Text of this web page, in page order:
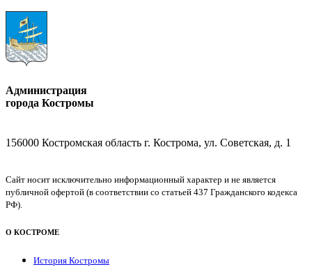
Администрация
города Костромы
156000 Костромская область г. Кострома, ул. Советская, д. 1
Сайт носит исключительно информационный характер и не является
публичной офертой (в соответствии со статьей 437 Гражданского кодекса
РФ).
О КОСТРОМЕ
История Костромы